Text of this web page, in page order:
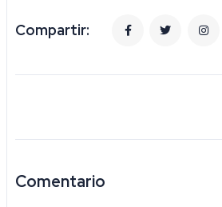
Compartir:
Comentario